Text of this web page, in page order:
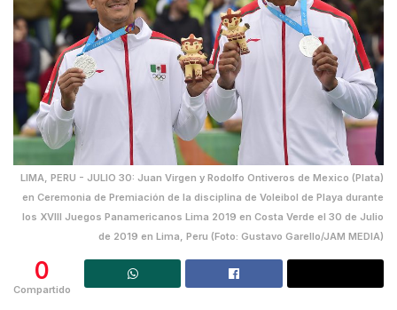
LIMA, PERU - JULIO 30: Juan Virgen y Rodolfo Ontiveros de Mexico (Plata)
en Ceremonia de Premiación de la disciplina de Voleibol de Playa durante
los XVIII Juegos Panamericanos Lima 2019 en Costa Verde el 30 de Julio
de 2019 en Lima, Peru (Foto: Gustavo Garello/JAM MEDIA)
0
Compartido